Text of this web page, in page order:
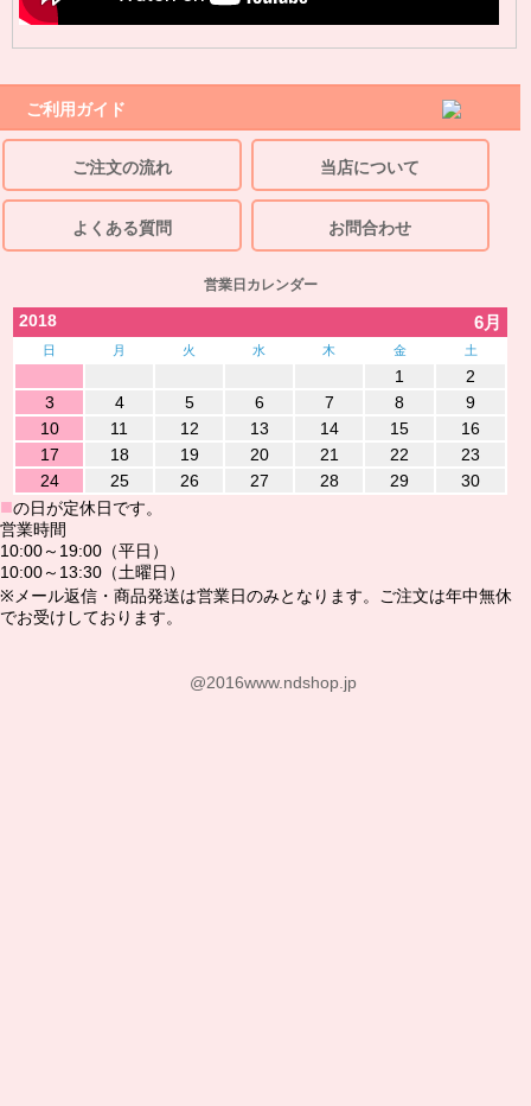
ご利用ガイド
ご注文の流れ 当店について
よくある質問 お問合わせ
営業日カレンダー
2018 6月
日 月 火 水 木 金 土
1
2
3
4 5 6 7 8
9
10
11 12 13 14 15
16
17
18 19 20 21 22
23
24
25 26 27 28 29 30
■の日が定休日です。
営業時間
10:00～19:00（平日）
10:00～13:30（土曜日）
※メール返信・商品発送は営業日のみとなります。ご注文は年中無休
でお受けしております。
@2016www.ndshop.jp